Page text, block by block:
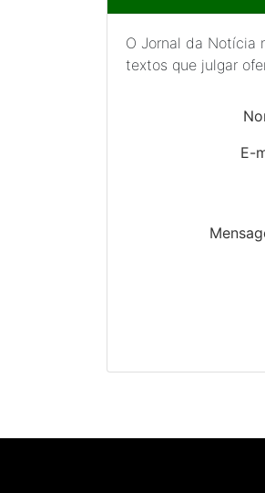
O Jornal da Notícia
textos que julgar
E-